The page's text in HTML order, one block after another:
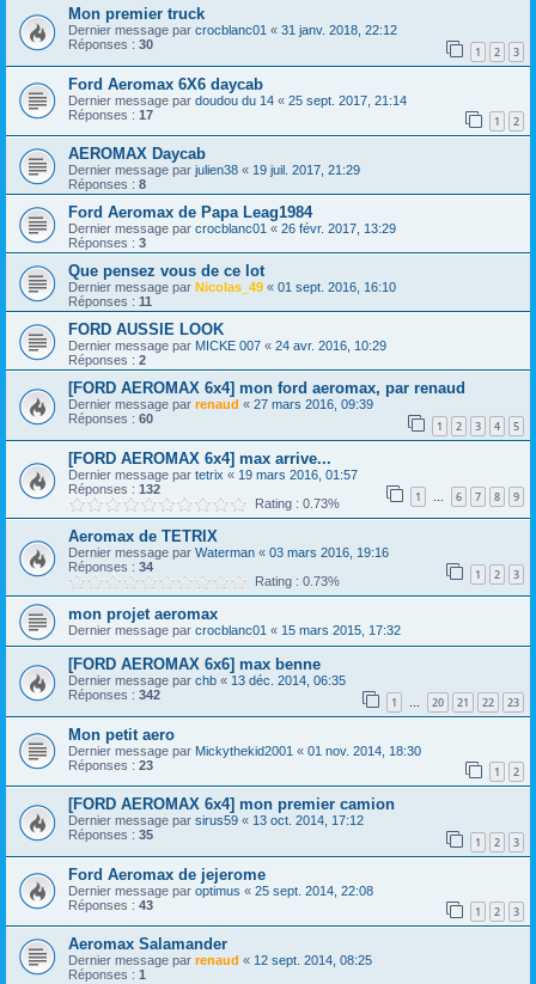
Mon premier truck
Dernier message par crocblanc01 « 31 janv. 2018, 22:12
Réponses : 30 1 2 3
Ford Aeromax 6X6 daycab
Dernier message par doudou du 14 « 25 sept. 2017, 21:14
Réponses : 17 1 2
AEROMAX Daycab
Dernier message par julien38 « 19 juil. 2017, 21:29
Réponses : 8
Ford Aeromax de Papa Leag1984
Dernier message par crocblanc01 « 26 févr. 2017, 13:29
Réponses : 3
Que pensez vous de ce lot
Dernier message par Nicolas_49 « 01 sept. 2016, 16:10
Réponses : 11
FORD AUSSIE LOOK
Dernier message par MICKE 007 « 24 avr. 2016, 10:29
Réponses : 2
[FORD AEROMAX 6x4] mon ford aeromax, par renaud
Dernier message par renaud « 27 mars 2016, 09:39
Réponses : 60 1 2 3 4 5
[FORD AEROMAX 6x4] max arrive...
Dernier message par tetrix « 19 mars 2016, 01:57
Réponses : 132 1 … 6 7 8 9
Rating : 0.73%
Aeromax de TETRIX
Dernier message par Waterman « 03 mars 2016, 19:16
Réponses : 34 1 2 3
Rating : 0.73%
mon projet aeromax
Dernier message par crocblanc01 « 15 mars 2015, 17:32
[FORD AEROMAX 6x6] max benne
Dernier message par chb « 13 déc. 2014, 06:35
Réponses : 342 1 … 20 21 22 23
Mon petit aero
Dernier message par Mickythekid2001 « 01 nov. 2014, 18:30
Réponses : 23 1 2
[FORD AEROMAX 6x4] mon premier camion
Dernier message par sirus59 « 13 oct. 2014, 17:12
Réponses : 35 1 2 3
Ford Aeromax de jejerome
Dernier message par optimus « 25 sept. 2014, 22:08
Réponses : 43 1 2 3
Aeromax Salamander
Dernier message par renaud « 12 sept. 2014, 08:25
Réponses : 1